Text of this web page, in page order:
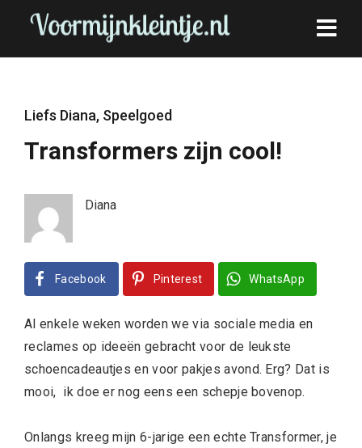
Liefs Diana, Speelgoed
Transformers zijn cool!
Diana
Facebook Pinterest WhatsApp
Al enkele weken worden we via sociale media en
reclames op ideeën gebracht voor de leukste
schoencadeautjes en voor pakjes avond. Erg? Dat is
mooi, ik doe er nog eens een schepje bovenop.
Onlangs kreeg mijn 6-jarige een echte Transformer, je